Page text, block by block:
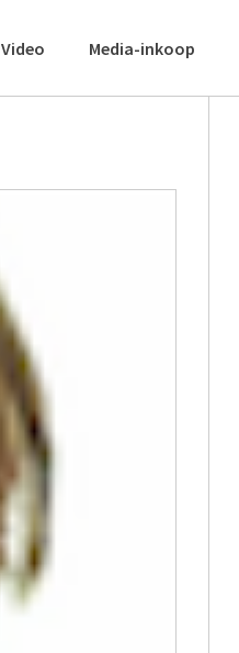
Video Media-inkoop